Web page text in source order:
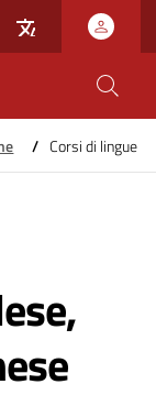
/ Corsi di lingue